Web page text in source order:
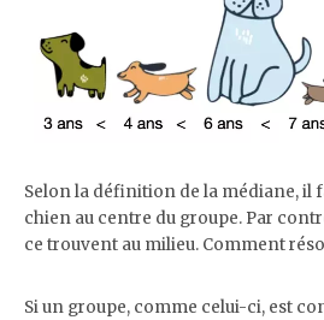
Selon la définition de la médiane, il
chien au centre du groupe. Par
ce trouvent au milieu. Comment
Si un groupe, comme celui-ci, est